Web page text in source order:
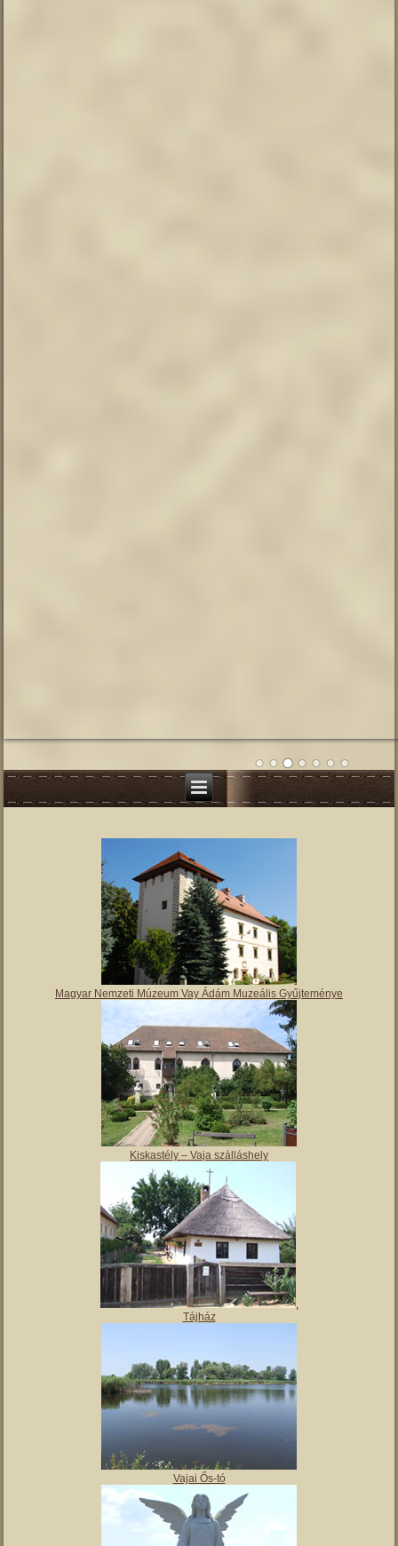
Magyar Nemzeti Múzeum Vay Ádám Muzeális Gyűjteménye
Kiskastély – Vaja szálláshely
,
Tájház
Vajai Ős-tó